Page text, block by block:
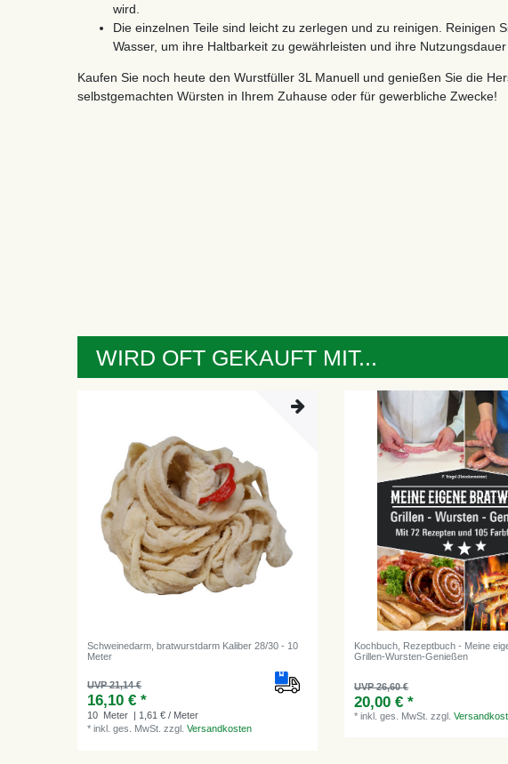
wird.
Die einzelnen Teile sind leicht zu zerlegen und zu reinigen. Reinigen
Wasser, um ihre Haltbarkeit zu gewährleisten und ihre Nutzungsdauer
Kaufen Sie noch heute den Wurstfüller 3L Manuell und genießen Sie die
selbstgemachten Würsten in Ihrem Zuhause oder für gewerbliche Zwecke!
WIRD OFT GEKAUFT MIT...
Schweinedarm, bratwurstdarm Kaliber 28/30 - 10
Meter
UVP 21,14 €
16,10 € *
10 Meter | 1,61 € / Meter
*inkl. ges. MwSt. zzgl.Versandkosten
Kochbuch, Rezeptbuch - Meine
Grillen-Wursten-Genießen
UVP 26,60 €
20,00 € *
*inkl. ges. MwSt. zzgl.